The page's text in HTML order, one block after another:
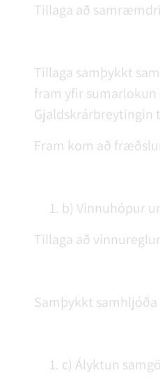
Tillaga að
Tillaga samþykkt
fram yfir
Gjaldskrárbreytingin
Fram kom að
b) Vinnuhópur
Tillaga að
Samþykkt
c) Ályktun